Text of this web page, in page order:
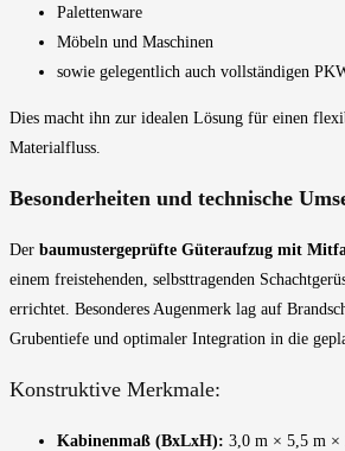
Palettenware
Möbeln und Maschinen
sowie gelegentlich auch vollständigen
Dies macht ihn zur idealen Lösung für einen
Materialfluss.
Besonderheiten und technische
Der baumustergeprüfte Güteraufzug mit
einem freistehenden, selbsttragenden
errichtet. Besonderes Augenmerk lag auf
Grubentiefe und optimaler Integration in die
Konstruktive Merkmale:
Kabinenmaß (BxLxH): 3,0 m × 5,5 m ×